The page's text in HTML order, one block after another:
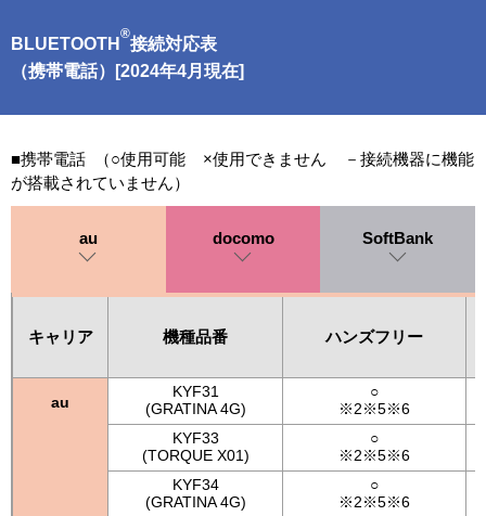
BLUETOOTH
®
接続対応表
（携帯電話）[2024年4月現在]
■携帯電話 （○使用可能 ×使用できません －接続機器に機能
が搭載されていません）
au docomo SoftBank
キャリア 機種品番 ハンズフリー
au
KYF31
(GRATINA 4G)
○
※2※5※6
KYF33
(TORQUE X01)
○
※2※5※6
KYF34
(GRATINA 4G)
○
※2※5※6